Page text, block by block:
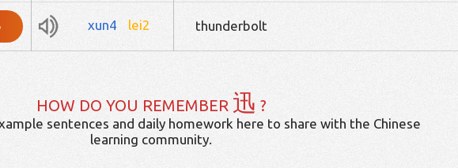
xun4 lei2 thunderbolt
HOW DO YOU REMEMBER 迅 ?
sentences and daily homework here to share with the Chinese
learning community.